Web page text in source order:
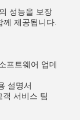
성능을 보장
제공됩니다.
프트웨어 업데
설명서
서비스 팀